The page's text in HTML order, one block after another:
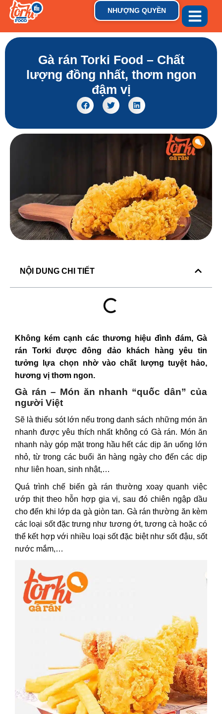
NHƯỢNG QUYỀN
Gà rán Torki Food – Chất
lượng đồng nhất, thơm ngon
đậm vị
NỘI DUNG CHI TIẾT
Không kém cạnh các thương hiệu đình đám, Gà
rán Torki được đông đảo khách hàng yêu tin
tưởng lựa chọn nhờ vào chất lượng tuyệt hảo,
hương vị thơm ngon.
Gà rán – Món ăn nhanh “quốc dân” của
người Việt
Sẽ là thiếu sót lớn nếu trong danh sách những món ăn
nhanh được yêu thích nhất không có Gà rán. Món ăn
nhanh này góp mặt trong hầu hết các dịp ăn uống lớn
nhỏ, từ trong các buổi ăn hàng ngày cho đến các dịp
như liên hoan, sinh nhật,…
Quá trình chế biến gà rán thường xoay quanh việc
ướp thịt theo hỗn hợp gia vị, sau đó chiên ngập dầu
cho đến khi lớp da gà giòn tan. Gà rán thường ăn kèm
các loại sốt đặc trưng như tương ớt, tương cà hoặc có
thể kết hợp với nhiều loại sốt đặc biệt như sốt đậu, sốt
nước mắm,…